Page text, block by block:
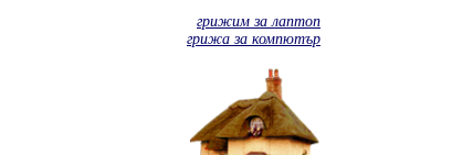
грижим за лаптоп
грижа за компютър